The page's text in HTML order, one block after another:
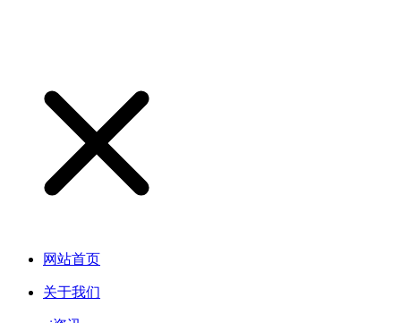
网站首页
关于我们